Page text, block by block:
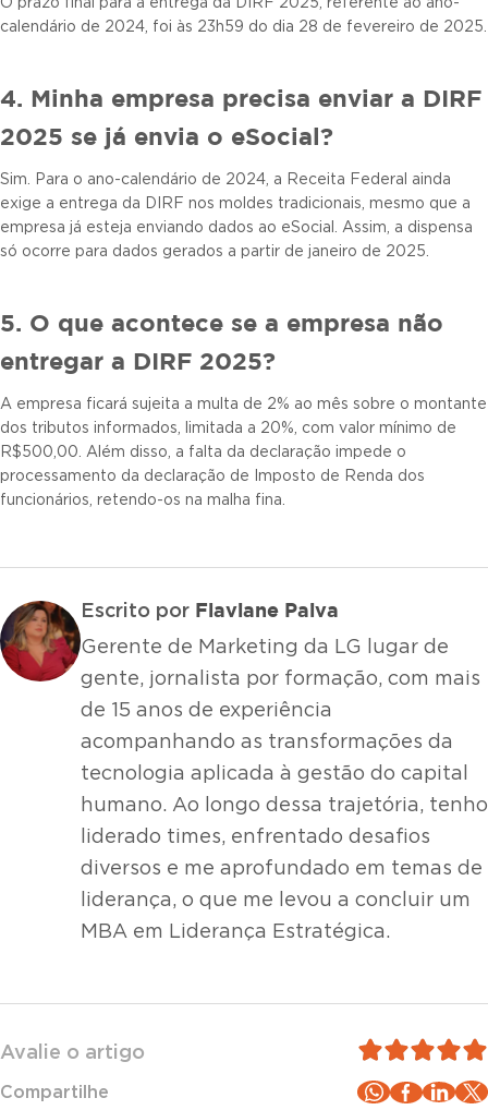
O prazo final para a entrega da DIRF 2025, referente ao ano-
calendário de 2024, foi às 23h59 do dia 28 de fevereiro de 2025.
4. Minha empresa precisa enviar a DIRF
2025 se já envia o eSocial?
Sim. Para o ano-calendário de 2024, a Receita Federal ainda
exige a entrega da DIRF nos moldes tradicionais, mesmo que a
empresa já esteja enviando dados ao eSocial. Assim, a dispensa
só ocorre para dados gerados a partir de janeiro de 2025.
5. O que acontece se a empresa não
entregar a DIRF 2025?
A empresa ficará sujeita a multa de 2% ao mês sobre o montante
dos tributos informados, limitada a 20%, com valor mínimo de
R$500,00. Além disso, a falta da declaração impede o
processamento da declaração de Imposto de Renda dos
funcionários, retendo-os na malha fina.
Escrito por Flaviane Paiva
Gerente de Marketing da LG lugar de
gente, jornalista por formação, com mais
de 15 anos de experiência
acompanhando as transformações da
tecnologia aplicada à gestão do capital
humano. Ao longo dessa trajetória, tenho
liderado times, enfrentado desafios
diversos e me aprofundado em temas de
liderança, o que me levou a concluir um
MBA em Liderança Estratégica.
Avalie o artigo
Compartilhe